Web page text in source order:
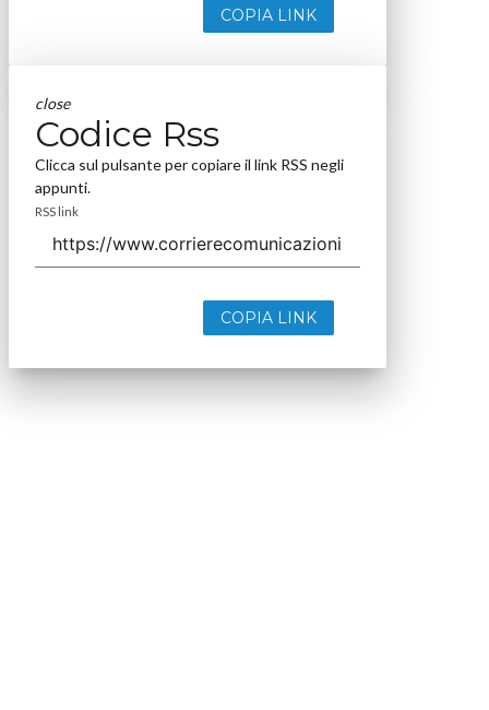
COPIA LINK
close
Codice Rss
Clicca sul pulsante per copiare il link RSS negli
appunti.
RSS link
COPIA LINK